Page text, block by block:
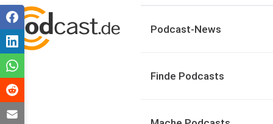
Podcast-News
Finde Podcasts